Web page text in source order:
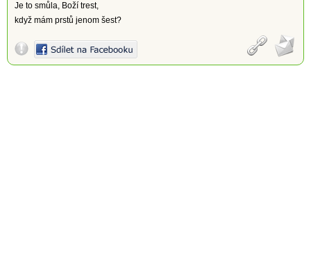
Je to smůla, Boží trest,
když mám prstů jenom šest?